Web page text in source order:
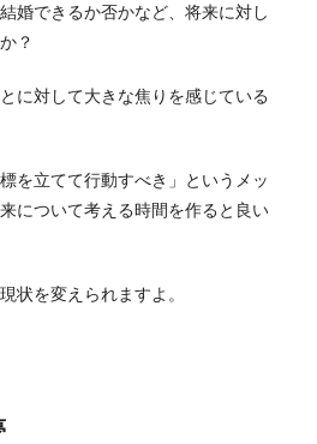
婚できるか否かなど、将来に対し
？
に対して大きな焦りを感じている
を立てて行動すべき」というメッ
について考える時間を作ると良い
状を変えられますよ。